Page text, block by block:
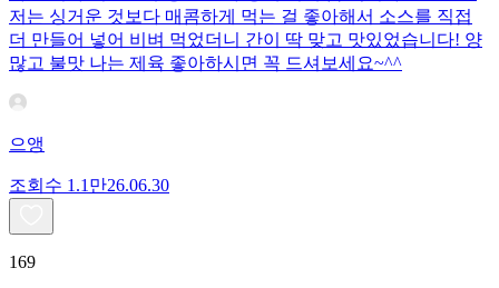
저는 싱거운 것보다 매콤하게 먹는 걸 좋아해서 소스를 직접
더 만들어 넣어 비벼 먹었더니 간이 딱 맞고 맛있었습니다! 양
많고 불맛 나는 제육 좋아하시면 꼭 드셔보세요~^^
으앵
조회수 1.1만26.06.30
169